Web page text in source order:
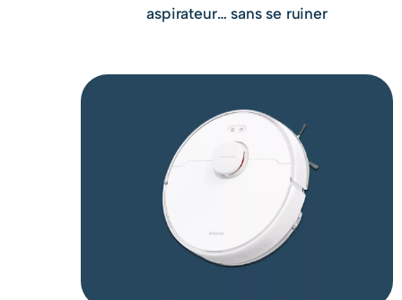
aspirateur… sans se ruiner